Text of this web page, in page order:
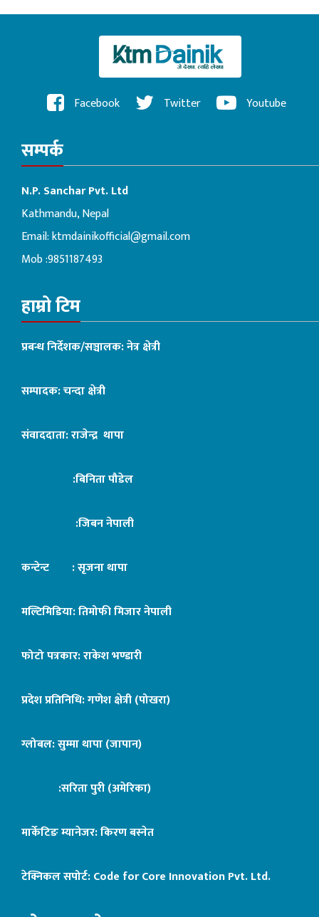
Facebook Twitter Youtube
सम्पर्क
N.P. Sanchar Pvt. Ltd
Kathmandu, Nepal
Email:ktmdainikofficial@gmail.com
Mob :9851187493
हाम्रो टिम
प्रबन्ध निर्देशक/सञ्चालक: नेत्र क्षेत्री
सम्पादक: चन्दा क्षेत्री
संवाददाता: राजेन्द्र थापा
:बिनिता पौडेल
:जिबन नेपाली
कन्टेन्ट : सृजना थापा
मल्टिमिडिया: तिमोफी मिजार नेपाली
फोटो पत्रकार: राकेश भण्डारी
प्रदेश प्रतिनिधि: गणेश क्षेत्री (पोखरा)
ग्लोबल: सुम्मा थापा (जापान)
:सरिता पुरी (अमेरिका)
मार्केटिङ म्यानेजर: किरण बस्नेत
टेक्निकल सपोर्ट:Code for Core Innovation Pvt. Ltd.